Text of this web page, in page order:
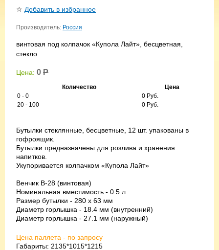
☆ Добавить в избранное
Производитель: Россия
винтовая под колпачок «Купола Лайт», бесцветная,
стекло
Цена: 0 Р
Количество
Цена
0 - 0
0 Руб.
20 - 100
0 Руб.
Бутылки стеклянные, бесцветные, 12 шт. упакованы в
гофроящик.
Бутылки предназначены для розлива и хранения
напитков.
Укупоривается колпачком «Купола Лайт»
Венчик B-28 (винтовая)
Номинальная вместимость - 0.5 л
Размер бутылки - 280 х 63 мм
Диаметр горлышка - 18.4 мм (внутренний)
Диаметр горлышка - 27.1 мм (наружный)
Цена паллета - по запросу
Габариты: 2135*1015*1215